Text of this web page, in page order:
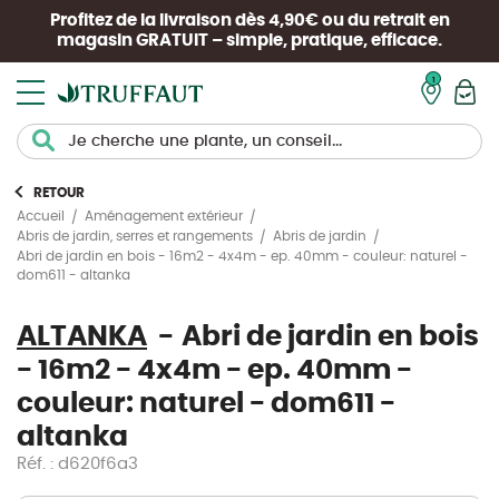
Profitez de la livraison dès 4,90€ ou du retrait en
magasin GRATUIT – simple, pratique, efficace.
RETOUR
Accueil
Aménagement extérieur
Abris de jardin, serres et rangements
Abris de jardin
Abri de jardin en bois - 16m2 - 4x4m - ep. 40mm - couleur: naturel -
dom611 - altanka
ALTANKA
Abri de jardin en bois
- 16m2 - 4x4m - ep. 40mm -
couleur: naturel - dom611 -
altanka
Réf. : d620f6a3